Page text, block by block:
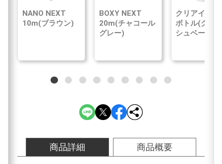
NANO NEXT
10m(ブラウン)
BOXY NEXT
20m(チャコール
グレー)
クリアイン浄
ボトル(グレ
シュベージ
商品詳細 商品概要